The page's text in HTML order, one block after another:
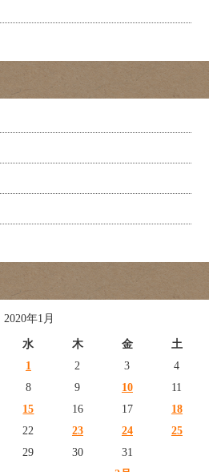
2020年1月
水 木 金 土
1 2 3
4
8 9 10
11
15 16 17
18
22 23 24
25
29 30 31